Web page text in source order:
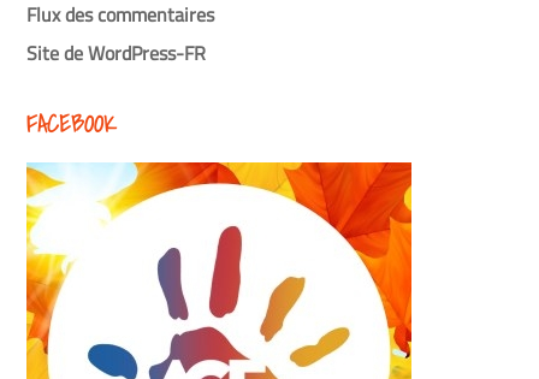
Flux des commentaires
Site de WordPress-FR
FACEBOOK